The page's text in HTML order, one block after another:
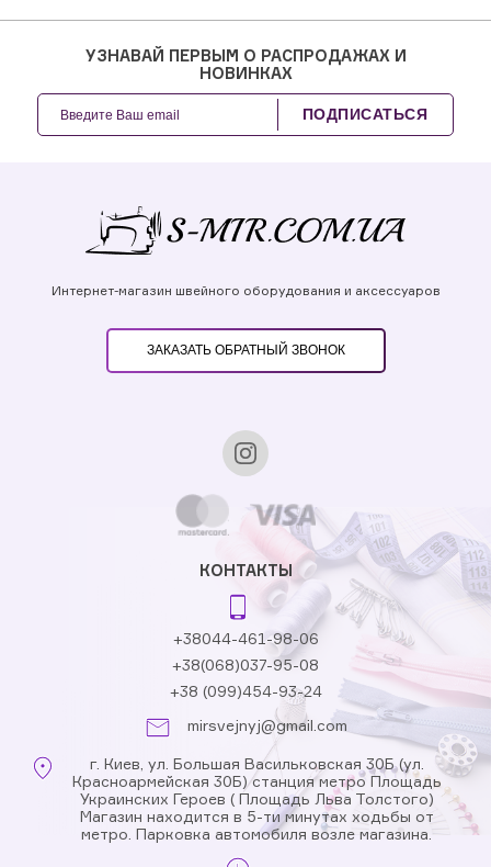
УЗНАВАЙ ПЕРВЫМ О РАСПРОДАЖАХ И
НОВИНКАХ
ПОДПИСАТЬСЯ
Интернет-магазин швейного оборудования и аксессуаров
ЗАКАЗАТЬ ОБРАТНЫЙ ЗВОНОК
КОНТАКТЫ
+38044-461-98-06
+38(068)037-95-08
+38 (099)454-93-24
mirsvejnyj@gmail.com
г. Киев, ул. Большая Васильковская 30Б (ул.
Красноармейская 30Б) станция метро Площадь
Украинских Героев ( Площадь Льва Толстого)
Магазин находится в 5-ти минутах ходьбы от
метро. Парковка автомобиля возле магазина.